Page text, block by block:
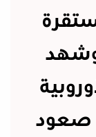
وشهد
صعود